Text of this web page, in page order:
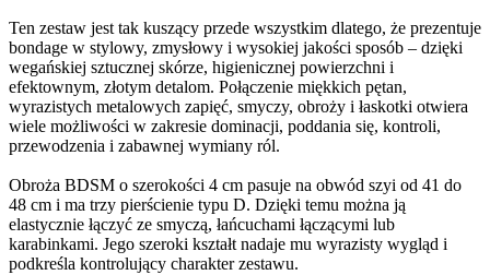
Ten zestaw jest tak kuszący przede wszystkim dlatego, że prezentuje
bondage w stylowy, zmysłowy i wysokiej jakości sposób – dzięki
wegańskiej sztucznej skórze, higienicznej powierzchni i
efektownym, złotym detalom. Połączenie miękkich pętan,
wyrazistych metalowych zapięć, smyczy, obroży i łaskotki otwiera
wiele możliwości w zakresie dominacji, poddania się, kontroli,
przewodzenia i zabawnej wymiany ról.
Obroża BDSM o szerokości 4 cm pasuje na obwód szyi od 41 do
48 cm i ma trzy pierścienie typu D. Dzięki temu można ją
elastycznie łączyć ze smyczą, łańcuchami łączącymi lub
karabinkami. Jego szeroki kształt nadaje mu wyrazisty wygląd i
podkreśla kontrolujący charakter zestawu.